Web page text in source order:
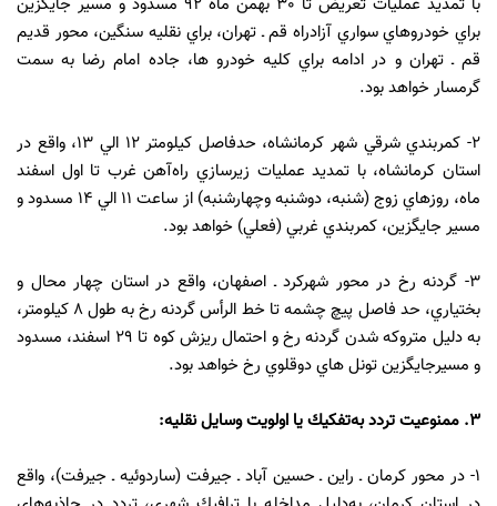
براي خودروهاي سواري آزادراه قم ـ تهران، براي نقليه سنگين، محور قديم
قم ـ تهران و در ادامه براي كليه خودرو ها، جاده امام ‌رضا به سمت
گرمسار خواهد بود.
2- كمربندي شرقي شهر كرمانشاه، حدفاصل كيلومتر 12 الي 13، واقع در
استان كرمانشاه، با تمديد عملیات زيرسازي راه‌آهن غرب تا اول اسفند
ماه، روزهاي زوج (شنبه، دوشنبه وچهارشنبه) از ساعت 11 الي 14 مسدود و
مسير جايگزين، كمربندي غربي (فعلي) خواهد بود.
3- گردنه رخ در محور شهركرد ـ اصفهان، واقع در استان چهار محال و
بختياري، حد فاصل پيچ چشمه تا خط الرأس گردنه رخ به طول 8 كيلومتر،
به دليل متروكه شدن گردنه رخ و احتمال ريزش كوه تا 29 اسفند، مسدود
و مسیرجايگزين تونل هاي دوقلوي رخ خواهد بود.
3. ممنوعيت تردد به‌تفكيك يا اولويت وسايل نقليه:
1- در محور كرمان ـ راين ـ حسين آباد ـ جيرفت (ساردوئيه ـ جيرفت)، واقع